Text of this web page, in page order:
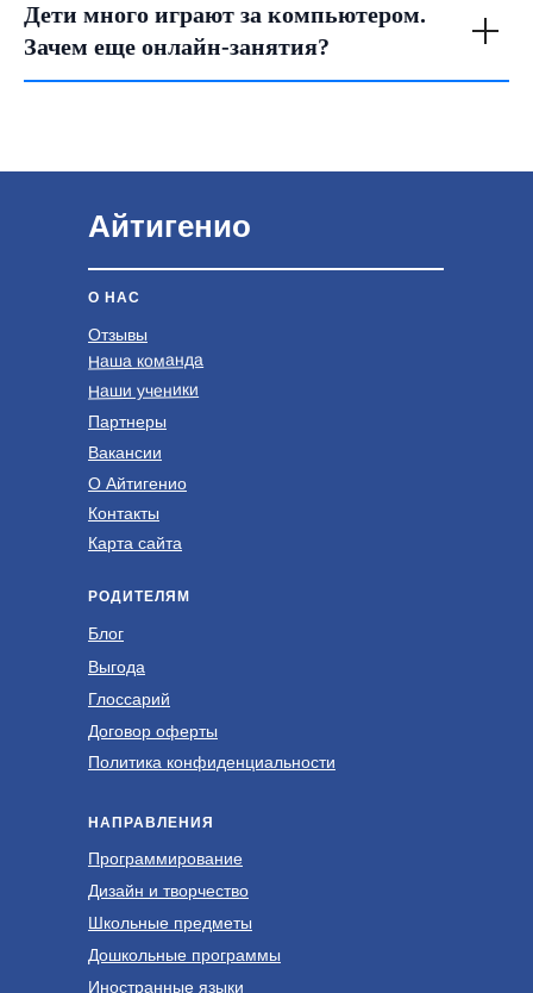
Дети много играют за компьютером.
Зачем еще онлайн-занятия?
РОДИТЕЛЯМ
Блог
НАПРАВЛЕНИЯ
Программирование
Выгода
Глоссарий
Школьные предметы
Дизайн и творчество
Айтигенио
Политика конфиденциальности
Договор оферты
Дошкольные программы
Иностранные языки
О НАС
Отзывы
Наша команда
Наши ученики
Партнеры
Вакансии
О Айтигенио
Контакты
Карта сайта